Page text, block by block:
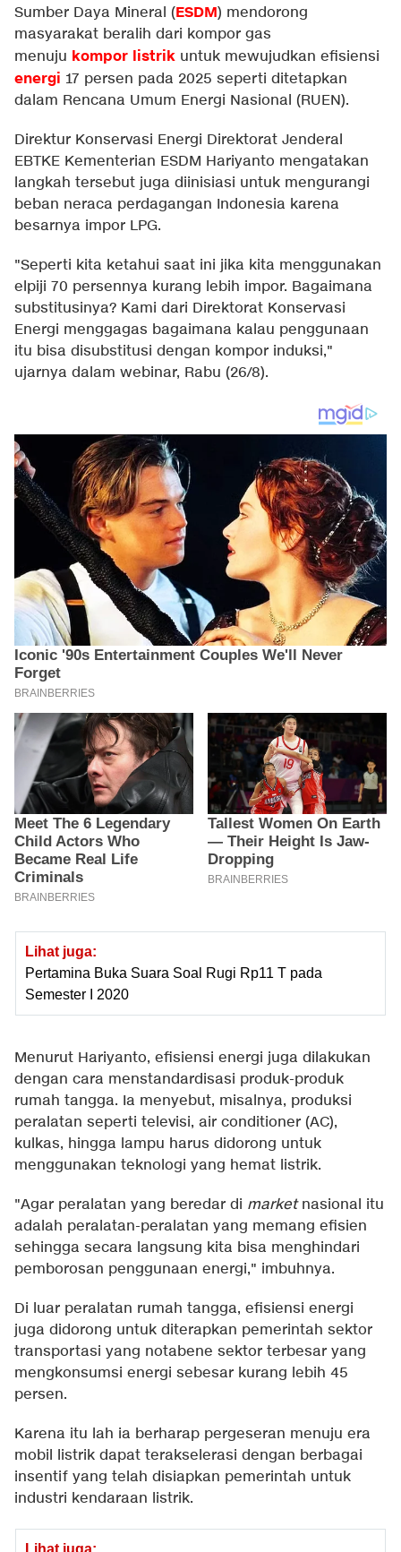
Sumber Daya Mineral (ESDM) mendorong
masyarakat beralih dari kompor gas
menuju kompor listrik untuk mewujudkan efisiensi
energi 17 persen pada 2025 seperti ditetapkan
dalam Rencana Umum Energi Nasional (RUEN).
Direktur Konservasi Energi Direktorat Jenderal
EBTKE Kementerian ESDM Hariyanto mengatakan
langkah tersebut juga diinisiasi untuk mengurangi
beban neraca perdagangan Indonesia karena
besarnya impor LPG.
"Seperti kita ketahui saat ini jika kita menggunakan
elpiji 70 persennya kurang lebih impor. Bagaimana
substitusinya? Kami dari Direktorat Konservasi
Energi menggagas bagaimana kalau penggunaan
itu bisa disubstitusi dengan kompor induksi,"
ujarnya dalam webinar, Rabu (26/8).
Lihat juga:
Pertamina Buka Suara Soal Rugi Rp11 T pada
Semester I 2020
Menurut Hariyanto, efisiensi energi juga dilakukan
dengan cara menstandardisasi produk-produk
rumah tangga. Ia menyebut, misalnya, produksi
peralatan seperti televisi, air conditioner (AC),
kulkas, hingga lampu harus didorong untuk
menggunakan teknologi yang hemat listrik.
"Agar peralatan yang beredar di marketnasional itu
adalah peralatan-peralatan yang memang efisien
sehingga secara langsung kita bisa menghindari
pemborosan penggunaan energi," imbuhnya.
Di luar peralatan rumah tangga, efisiensi energi
juga didorong untuk diterapkan pemerintah sektor
transportasi yang notabene sektor terbesar yang
mengkonsumsi energi sebesar kurang lebih 45
persen.
Karena itu lah ia berharap pergeseran menuju era
mobil listrik dapat terakselerasi dengan berbagai
insentif yang telah disiapkan pemerintah untuk
industri kendaraan listrik.
Lihat juga: